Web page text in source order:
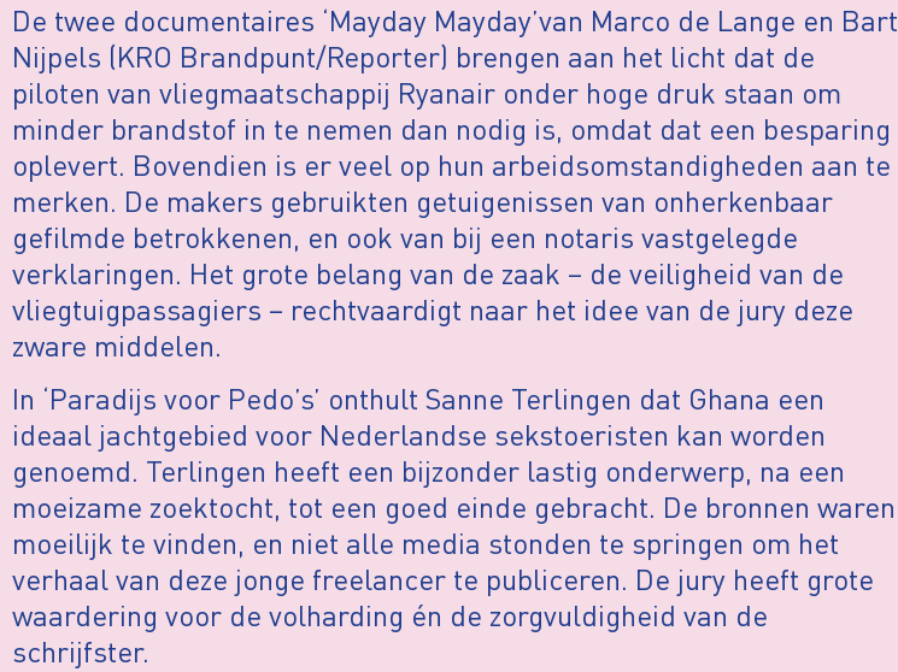
De twee documentaires ‘Mayday Mayday’van Marco de Lange en Bart
Nijpels (KRO Brandpunt/Reporter) brengen aan het licht dat de
piloten van vliegmaatschappij Ryanair onder hoge druk staan om
minder brandstof in te nemen dan nodig is, omdat dat een besparing
oplevert. Bovendien is er veel op hun arbeidsomstandigheden aan te
merken. De makers gebruikten getuigenissen van onherkenbaar
gefilmde betrokkenen, en ook van bij een notaris vastgelegde
verklaringen. Het grote belang van de zaak – de veiligheid van de
vliegtuigpassagiers – rechtvaardigt naar het idee van de jury deze
zware middelen.
In ‘Paradijs voor Pedo’s’ onthult Sanne Terlingen dat Ghana een
ideaal jachtgebied voor Nederlandse sekstoeristen kan worden
genoemd. Terlingen heeft een bijzonder lastig onderwerp, na een
moeizame zoektocht, tot een goed einde gebracht. De bronnen waren
moeilijk te vinden, en niet alle media stonden te springen om het
verhaal van deze jonge freelancer te publiceren. De jury heeft grote
waardering voor de volharding én de zorgvuldigheid van de
schrijfster.